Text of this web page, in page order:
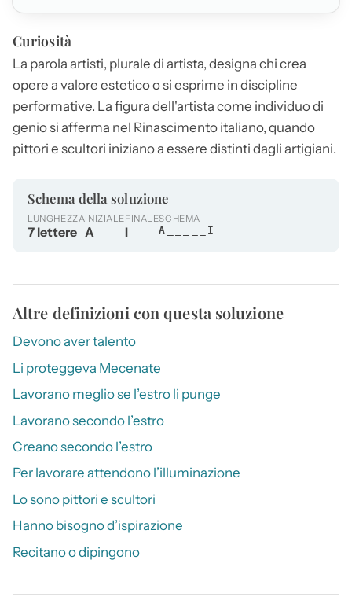
Curiosità
La parola artisti, plurale di artista, designa chi crea
opere a valore estetico o si esprime in discipline
performative. La figura dell'artista come individuo di
genio si afferma nel Rinascimento italiano, quando
pittori e scultori iniziano a essere distinti dagli artigiani.
Schema della soluzione
LUNGHEZZA
7 lettere
INIZIALE
A
FINALE
I
SCHEMA
A_____I
Altre definizioni con questa soluzione
Devono aver talento
Li proteggeva Mecenate
Lavorano meglio se l’estro li punge
Lavorano secondo l’estro
Creano secondo l’estro
Per lavorare attendono l’illuminazione
Lo sono pittori e scultori
Hanno bisogno d’ispirazione
Recitano o dipingono